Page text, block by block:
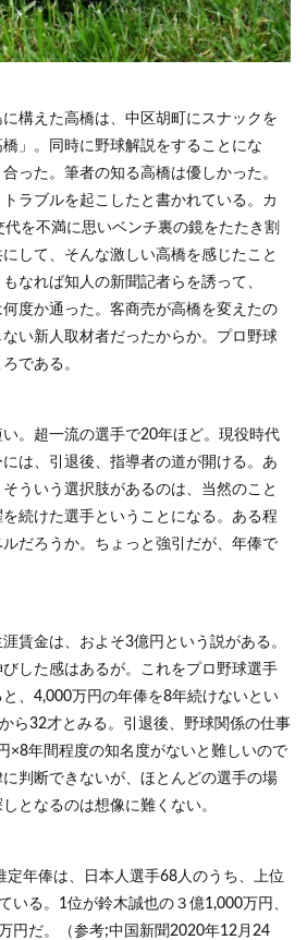
構えた高橋は、中区胡町にスナックを
」。同時に野球解説をすることにな
った。筆者の知る高橋は優しかった。
ラブルを起こしたと書かれている。カ
を不満に思いベンチ裏の鏡をたたき割
して、そんな激しい高橋を感じたこと
なれば知人の新聞記者らを誘って、
何度か通った。客商売が高橋を変えたの
い新人取材者だったからか。プロ野球
である。
。超一流の選手で20年ほど。現役時代
は、引退後、指導者の道が開ける。あ
ういう選択肢があるのは、当然のこと
続けた選手ということになる。ある程
だろうか。ちょっと強引だが、年俸で
賃金は、およそ3億円という説がある。
した感はあるが。これをプロ野球選手
、4,000万円の年俸を8年続けないとい
ら32才とみる。引退後、野球関係の仕事
×8年間程度の知名度がないと難しいので
判断できないが、ほとんどの選手の場
となるのは想像に難くない。
定年俸は、日本人選手68人のうち、上位
いる。1位が鈴木誠也の３億1,000万円、
円だ。（参考;中国新聞2020年12月24